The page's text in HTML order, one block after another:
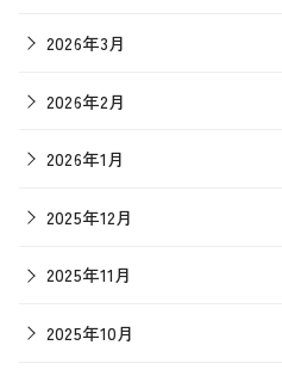
2026年3月
2026年2月
2026年1月
2025年12月
2025年11月
2025年10月